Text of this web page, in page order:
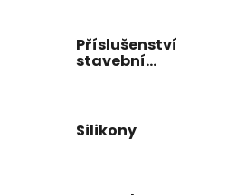
Příslušenství
stavební
Silikony